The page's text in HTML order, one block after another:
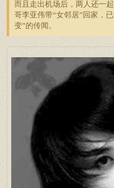
而且走出机场后，两人还一
哥李亚伟带“女邻居”回家，
变”的传闻。